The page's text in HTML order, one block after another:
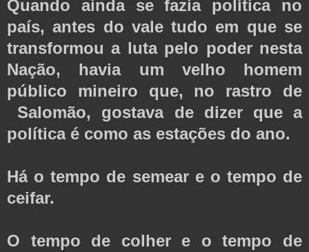
Quando ainda se fazia política no
país, antes do vale tudo em que se
transformou a luta pelo poder nesta
Nação, havia um velho homem
público mineiro que, no rastro de
Salomão, gostava de dizer que a
política é como as estações do ano.
Há o tempo de semear e o tempo de
ceifar.
O tempo de colher e o tempo de